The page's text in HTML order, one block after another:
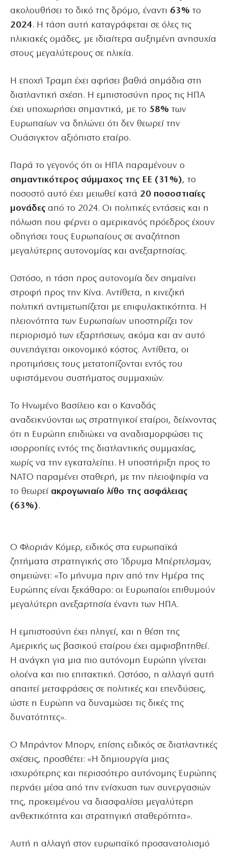
ακολουθήσει το δικό της δρόμο, έναντι 63% το
2024. Η τάση αυτή καταγράφεται σε όλες τις
ηλικιακές ομάδες, με ιδιαίτερα αυξημένη ανησυχία
στους μεγαλύτερους σε ηλικία.
Η εποχή Τραμπ έχει αφήσει βαθιά σημάδια στη
διατλαντική σχέση. Η εμπιστοσύνη προς τις ΗΠΑ
έχει υποχωρήσει σημαντικά, με το 58% των
Ευρωπαίων να δηλώνει ότι δεν θεωρεί την
Ουάσιγκτον αξιόπιστο εταίρο.
Παρά το γεγονός ότι οι ΗΠΑ παραμένουν ο
σημαντικότερος σύμμαχος της ΕΕ (31%), το
ποσοστό αυτό έχει μειωθεί κατά 20 ποσοστιαίες
μονάδες από το 2024. Οι πολιτικές εντάσεις και η
πόλωση που φέρνει ο αμερικανός πρόεδρος έχουν
οδηγήσει τους Ευρωπαίους σε αναζήτηση
μεγαλύτερης αυτονομίας και ανεξαρτησίας.
Ωστόσο, η τάση προς αυτονομία δεν σημαίνει
στροφή προς την Κίνα. Αντίθετα, η κινεζική
πολιτική αντιμετωπίζεται με επιφυλακτικότητα. Η
πλειονότητα των Ευρωπαίων υποστηρίζει τον
περιορισμό των εξαρτήσεων, ακόμα και αν αυτό
συνεπάγεται οικονομικό κόστος. Αντίθετα, οι
προτιμήσεις τους μετατοπίζονται εντός του
υφιστάμενου συστήματος συμμαχιών.
Το Ηνωμένο Βασίλειο και ο Καναδάς
αναδεικνύονται ως στρατηγικοί εταίροι, δείχνοντας
ότι η Ευρώπη επιδιώκει να αναδιαμορφώσει τις
ισορροπίες εντός της διατλαντικής συμμαχίας,
χωρίς να την εγκαταλείπει. Η υποστήριξη προς το
ΝΑΤΟ παραμένει σταθερή, με την πλειοψηφία να
το θεωρεί ακρογωνιαίο λίθο της ασφάλειας
(63%).
Ο Φλοριάν Κόμερ, ειδικός στα ευρωπαϊκά
ζητήματα στρατηγικής στο Ίδρυμα Μπέρτελσμαν,
σημειώνει: «Το μήνυμα πριν από την Ημέρα της
Ευρώπης είναι ξεκάθαρο: οι Ευρωπαίοι επιθυμούν
μεγαλύτερη ανεξαρτησία έναντι των ΗΠΑ.
Η εμπιστοσύνη έχει πληγεί, και η θέση της
Αμερικής ως βασικού εταίρου έχει αμφισβητηθεί.
Η ανάγκη για μια πιο αυτόνομη Ευρώπη γίνεται
ολοένα και πιο επιτακτική. Ωστόσο, η αλλαγή αυτή
απαιτεί μεταφράσεις σε πολιτικές και επενδύσεις,
ώστε η Ευρώπη να δυναμώσει τις δικές της
δυνατότητες».
Ο Μπράντον Μπορν, επίσης ειδικός σε διατλαντικές
σχέσεις, προσθέτει: «Η δημιουργία μιας
ισχυρότερης και περισσότερο αυτόνομης Ευρώπης
περνάει μέσα από την ενίσχυση των συνεργασιών
της, προκειμένου να διασφαλίσει μεγαλύτερη
ανθεκτικότητα και στρατηγική σταθερότητα».
Αυτή η αλλαγή στον ευρωπαϊκό προσανατολισμό